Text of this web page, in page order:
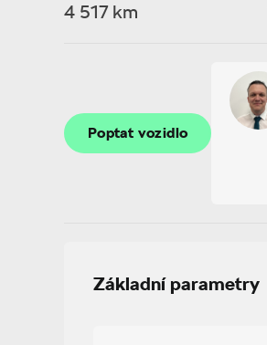
4 517 km
Poptat vozidlo
Poptat vozidlo
Základní parametry